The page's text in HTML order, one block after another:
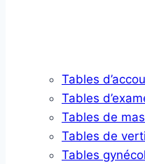
Tables
Tables
Tables de
Tables de
Tables